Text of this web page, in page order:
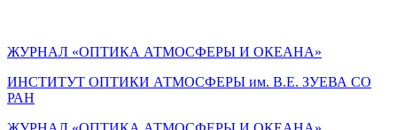
ЖУРНАЛ «ОПТИКА АТМОСФЕРЫ И ОКЕАНА»
ИНСТИТУТ ОПТИКИ АТМОСФЕРЫ им. В.Е. ЗУЕВА СО
РАН